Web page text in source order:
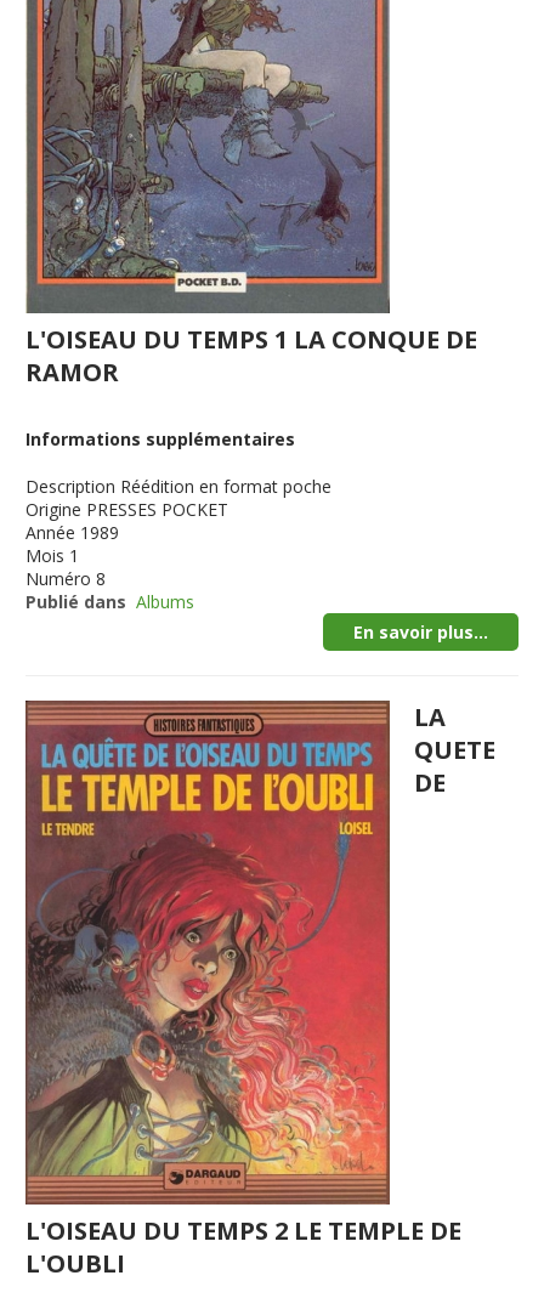
L'OISEAU DU TEMPS 1 LA CONQUE DE
RAMOR
Informations supplémentaires
Description Réédition en format poche
Origine PRESSES POCKET
Année 1989
Mois 1
Numéro 8
Publié dans Albums
En savoir plus...
LA
QUETE
DE
L'OISEAU DU TEMPS 2 LE TEMPLE DE
L'OUBLI